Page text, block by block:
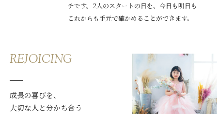
チです。2人のスタートの日を、今日も明日も
これからも手元で確かめることができます。
REJOICING
成長の喜びを、
大切な人と分かち合う